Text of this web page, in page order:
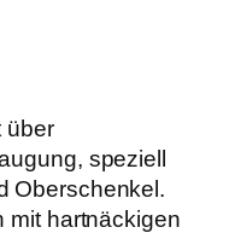
über
speziell
Oberschenkel.
mit hartnäckigen